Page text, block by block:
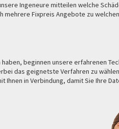
Ingeneure mitteilen welche
Fixpreis Angebote zu
beginnen unsere erfahrenen
das geignetste Verfahren zu
in Verbindung, damit Sie Ihre